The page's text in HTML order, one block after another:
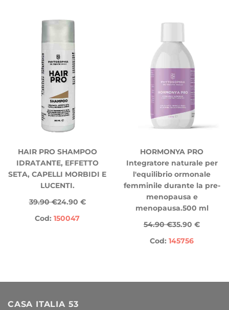
HAIR PRO SHAMPOO
IDRATANTE, EFFETTO
SETA, CAPELLI MORBIDI E
LUCENTI.
39.90 €24.90 €
Cod: 150047
HORMONYA PRO
Integratore naturale per
l'equilibrio ormonale
femminile durante la pre-
menopausa e
menopausa.500 ml
54.90 €35.90 €
Cod: 145756
CASA ITALIA 53